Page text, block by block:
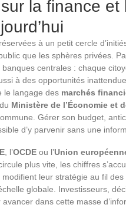
la finance et
à un petit cercle
que les sphères privées.
centrales : chaque
à des opportunités
le langage des marchés
Ministère de l’Économie et
Gérer son budget,
d’y parvenir sans une
, l’OCDE ou l’Union
plus vite, les chiffres
leur stratégie au fil
globale. Investisseurs,
dans cette masse